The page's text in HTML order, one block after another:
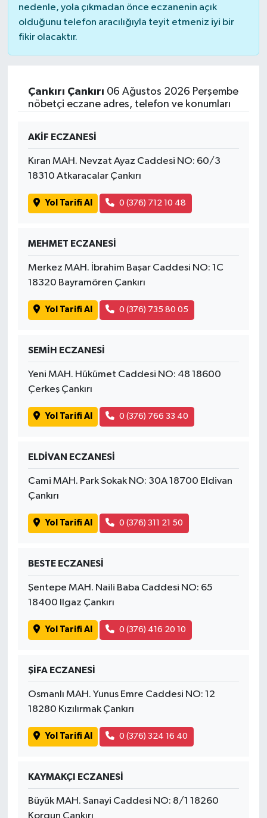
nedenle, yola çıkmadan önce eczanenin açık
olduğunu telefon aracılığıyla teyit etmeniz iyi bir
fikir olacaktır.
Çankırı Çankırı 06 Ağustos 2026 Perşembe
nöbetçi eczane adres, telefon ve konumları
AKİF ECZANESİ
Kıran MAH. Nevzat Ayaz Caddesi NO: 60/3
18310 Atkaracalar Çankırı
Yol Tarifi Al 0 (376) 712 10 48
MEHMET ECZANESİ
Merkez MAH. İbrahim Başar Caddesi NO: 1C
18320 Bayramören Çankırı
Yol Tarifi Al 0 (376) 735 80 05
SEMİH ECZANESİ
Yeni MAH. Hükümet Caddesi NO: 48 18600
Çerkeş Çankırı
Yol Tarifi Al 0 (376) 766 33 40
ELDİVAN ECZANESİ
Cami MAH. Park Sokak NO: 30A 18700 Eldivan
Çankırı
Yol Tarifi Al 0 (376) 311 21 50
BESTE ECZANESİ
Şentepe MAH. Naili Baba Caddesi NO: 65
18400 Ilgaz Çankırı
Yol Tarifi Al 0 (376) 416 20 10
ŞİFA ECZANESİ
Osmanlı MAH. Yunus Emre Caddesi NO: 12
18280 Kızılırmak Çankırı
Yol Tarifi Al 0 (376) 324 16 40
KAYMAKÇI ECZANESİ
Büyük MAH. Sanayi Caddesi NO: 8/1 18260